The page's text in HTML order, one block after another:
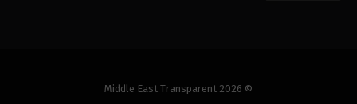
© 2026 Middle East Transparent